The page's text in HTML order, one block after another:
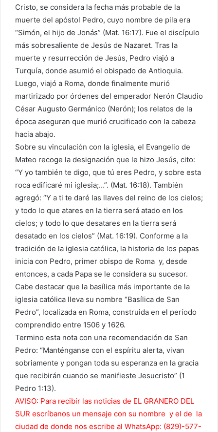
Cristo, se considera la fecha más probable de la
muerte del apóstol Pedro, cuyo nombre de pila era
“Simón, el hijo de Jonás” (Mat. 16:17). Fue el discípulo
más sobresaliente de Jesús de Nazaret. Tras la
muerte y resurrección de Jesús, Pedro viajó a
Turquía, donde asumió el obispado de Antioquia.
Luego, viajó a Roma, donde finalmente murió
martirizado por órdenes del emperador Nerón Claudio
César Augusto Germánico (Nerón); los relatos de la
época aseguran que murió crucificado con la cabeza
hacia abajo.
Sobre su vinculación con la iglesia, el Evangelio de
Mateo recoge la designación que le hizo Jesús, cito:
“Y yo también te digo, que tú eres Pedro, y sobre esta
roca edificaré mi iglesia;…”. (Mat. 16:18). También
agregó: “Y a ti te daré las llaves del reino de los cielos;
y todo lo que atares en la tierra será atado en los
cielos; y todo lo que desatares en la tierra será
desatado en los cielos” (Mat. 16:19). Conforme a la
tradición de la iglesia católica, la historia de los papas
inicia con Pedro, primer obispo de Roma y, desde
entonces, a cada Papa se le considera su sucesor.
Cabe destacar que la basílica más importante de la
iglesia católica lleva su nombre “Basílica de San
Pedro”, localizada en Roma, construida en el período
comprendido entre 1506 y 1626.
Termino esta nota con una recomendación de San
Pedro: “Manténganse con el espíritu alerta, vivan
sobriamente y pongan toda su esperanza en la gracia
que recibirán cuando se manifieste Jesucristo” (1
Pedro 1:13).
AVISO: Para recibir las noticias de EL GRANERO DEL
SUR escríbanos un mensaje con su nombre y el de la
ciudad de donde nos escribe al WhatsApp: (829)-577-